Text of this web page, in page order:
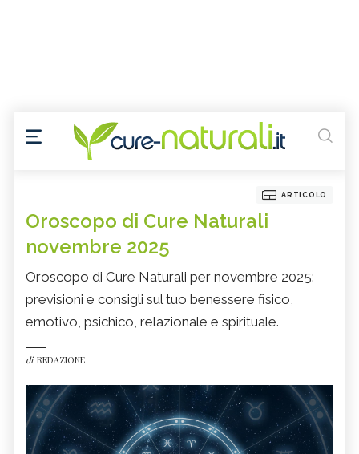
ARTICOLO
Oroscopo di Cure Naturali
novembre 2025
Oroscopo di Cure Naturali per novembre 2025:
previsioni e consigli sul tuo benessere fisico,
emotivo, psichico, relazionale e spirituale.
di REDAZIONE